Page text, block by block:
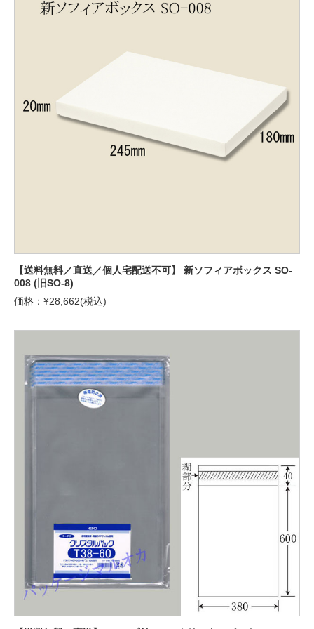
【送料無料／直送／個人宅配送不可】 新ソフィアボックス SO-
008 (旧SO-8)
価格：¥28,662(税込)